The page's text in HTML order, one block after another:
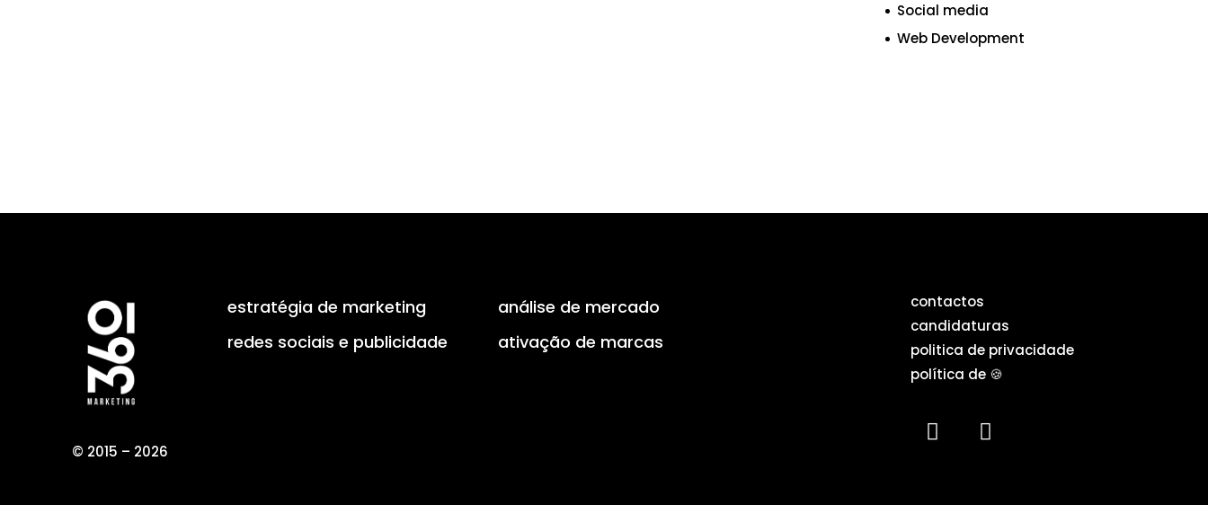
Social media
Web Development
© 2015 – 2026
estratégia de marketing
redes sociais e publicidade
análise de mercado
ativação de marcas
contactos
candidaturas
politica de privacidade
política de 🍪